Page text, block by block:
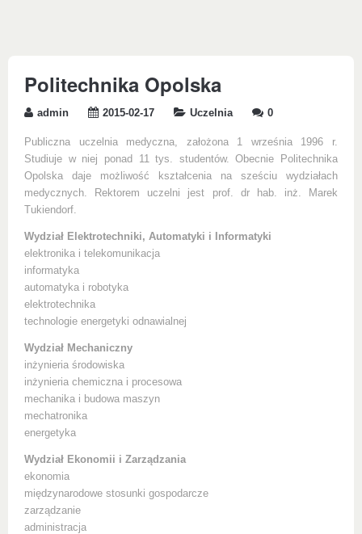
Politechnika Opolska
admin 2015-02-17 Uczelnia 0
Publiczna uczelnia medyczna, założona 1 września 1996 r.
Studiuje w niej ponad 11 tys. studentów. Obecnie Politechnika
Opolska daje możliwość kształcenia na sześciu wydziałach
medycznych. Rektorem uczelni jest prof. dr hab. inż. Marek
Tukiendorf.
Wydział Elektrotechniki, Automatyki i Informatyki
elektronika i telekomunikacja
informatyka
automatyka i robotyka
elektrotechnika
technologie energetyki odnawialnej
Wydział Mechaniczny
inżynieria środowiska
inżynieria chemiczna i procesowa
mechanika i budowa maszyn
mechatronika
energetyka
Wydział Ekonomii i Zarządzania
ekonomia
międzynarodowe stosunki gospodarcze
zarządzanie
administracja